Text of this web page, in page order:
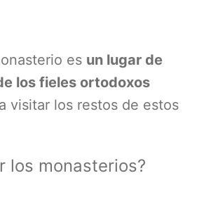
es un lugar de
los fieles ortodoxos
visitar los restos de estos
los monasterios?